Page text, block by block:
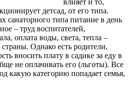
детсад, от его типа.
санаторного типа питание в день
– труд воспитателей,
оплата воды, света, тепла –
Однако есть родители,
вносить плату в садике за еду в
не оплачивать его (льготы). Все
какую категорию попадает семья,